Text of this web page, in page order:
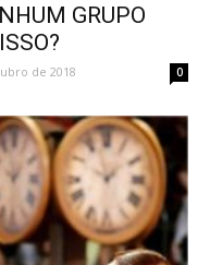
GRUPO
de 2018 0